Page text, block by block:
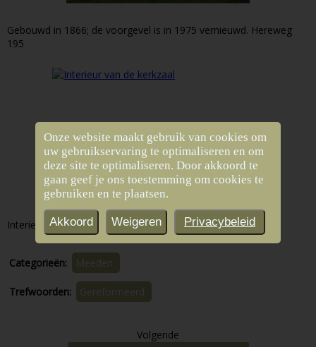
Gebouwd in 1866; de voorgevel is in 1975 vernieuwd. Hereweg
195
Interieur van de kerkzaal.
Categorieën: Meeden
Trefwoorden: Gereformeerd
Volgende
Onze website maakt gebruik van cookies om
uw gebruikservaring te optimaliseren en om
deze site te optimaliseren. Door akkoord te
gaan geef je ons toestemming om cookies te
gebruiken en te plaatsen.
Akkoord Weigeren Privacybeleid